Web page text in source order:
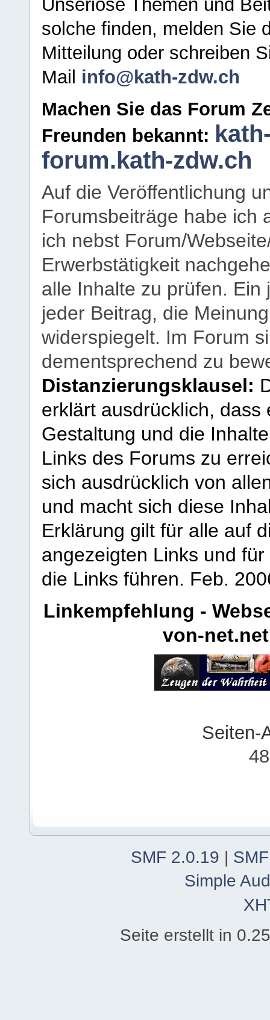
Unseriöse Themen und
solche finden, melden Sie
Mitteilung oder schreiben
Mail info@kath-zdw.ch
Machen Sie das Forum
Freunden bekannt:
forum.kath-zdw.ch
Auf die Veröffentlichung
Forumsbeiträge habe ich
ich nebst Forum/
Erwerbstätigkeit
alle Inhalte zu prüfen.
jeder Beitrag, die
widerspiegelt. Im Forum
dementsprechend zu
Distanzierungsklausel:
erklärt ausdrücklich,
Gestaltung und die
Links des Forums zu
sich ausdrücklich von
und macht sich diese
Erklärung gilt für alle auf
angezeigten Links und
die Links führen. Feb.
Linkempfehlung -
von-net.net
Seiten-
SMF 2.0.19 |
Simple
Seite erstellt in